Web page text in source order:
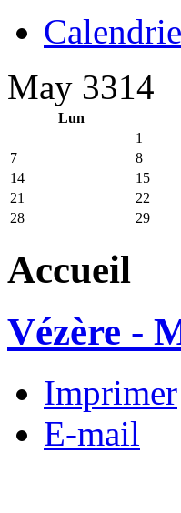
May 3314
Lun
1
7
8
14
15
21
22
28
29
Accueil
Vézère -
Imprimer
E-mail